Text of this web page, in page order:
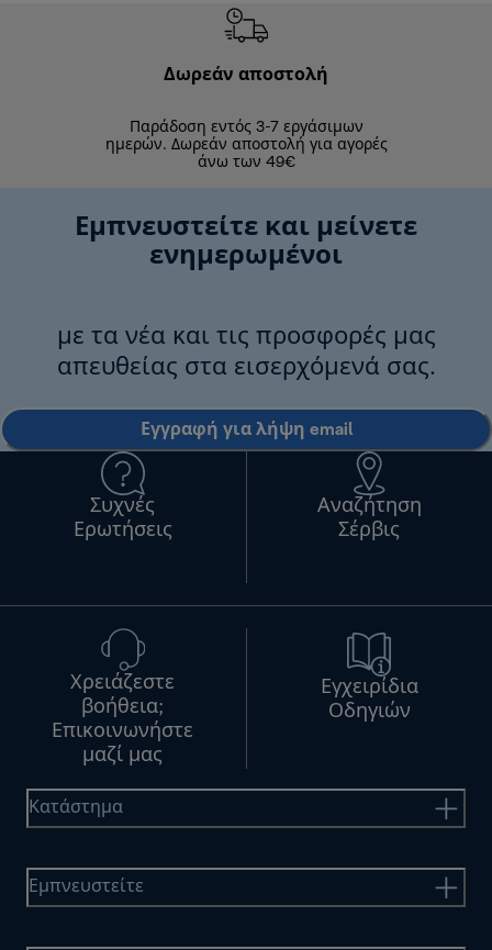
Δωρεάν αποστολή
Παράδοση εντός 3-7 εργάσιμων
ημερών. Δωρεάν αποστολή για αγορές
άνω των 49€
Εμπνευστείτε και μείνετε
ενημερωμένοι
με τα νέα και τις προσφορές μας
απευθείας στα εισερχόμενά σας.
Εγγραφή για λήψη email
Συχνές
Ερωτήσεις
Αναζήτηση
Σέρβις
Χρειάζεστε
βοήθεια;
Επικοινωνήστε
μαζί μας
Εγχειρίδια
Οδηγιών
Κατάστημα
Εμπνευστείτε